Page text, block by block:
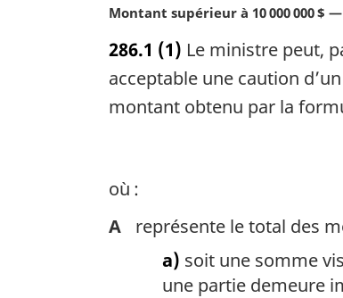
N
t
e
a
n
a
l
Montant supérieur à 10 000 000 $
286.1 (1) Le ministre peut,
acceptable une caution
montant obtenu par la
où :
A
représente le total des
a) soit une somme
une partie demeure